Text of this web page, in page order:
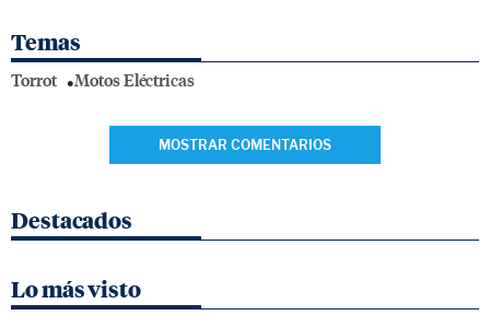
Temas
Torrot Motos Eléctricas
MOSTRAR COMENTARIOS
Destacados
Lo más visto